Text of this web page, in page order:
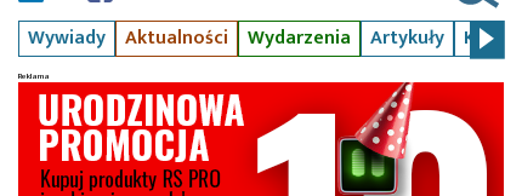
Wywiady Aktualności Wydarzenia Artykuły Kursy